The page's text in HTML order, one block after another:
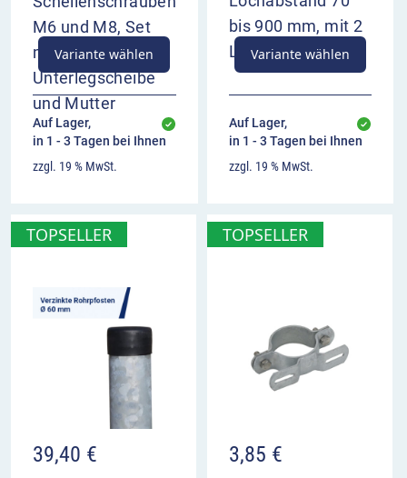
zeigt den Verlauf der Vorfahrtstraße an (von
unten nach rechts)
bezieht sich auf das jeweils zugehörige
Vorfahrtzeichen
Anbringung in der Regel unter dem
Bezugszeichen
keine Kombination mit VZ 301 möglich
M6 und M8, Set
mit Schraube,
Unterlegscheibe
und Mutter
Variante wählen
Auf Lager,
in 1 - 3 Tagen bei Ihnen
zzgl. 19 % MwSt.
bis 900 mm, mit 2
Langlöchern
Variante wählen
Auf Lager,
in 1 - 3 Tagen bei Ihnen
zzgl. 19 % MwSt.
TOPSELLER
39,40 €
TOPSELLER
3,85 €